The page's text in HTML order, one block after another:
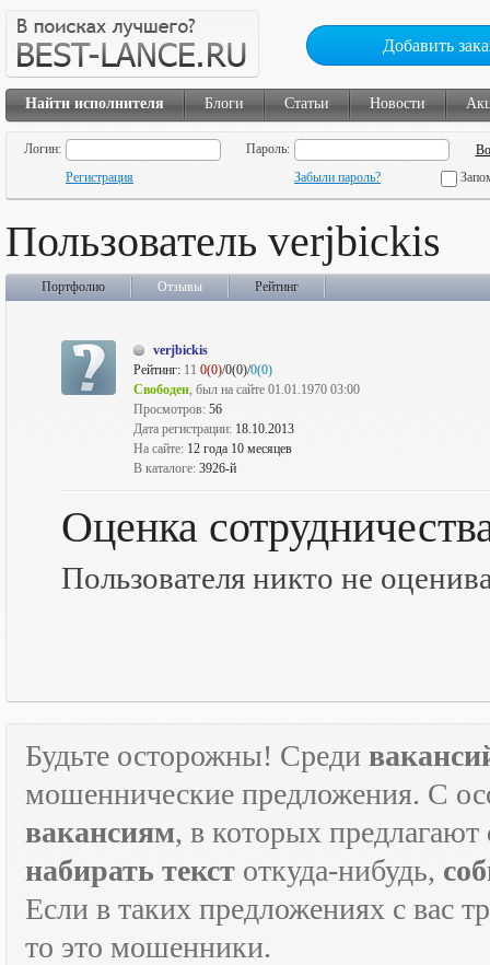
Добавить
Найти исполнителя Блоги Статьи Новости
Логин:
Пароль:
Регистрация
Забыли пароль?
Пользователь verjbickis
Портфолио Отзывы Рейтинг
verjbickis
Рейтинг: 11 0(0)/0(0)/0(0)
Свободен, был на сайте 01.01.1970 03:00
Просмотров: 56
Дата регистрации: 18.10.2013
На сайте: 12 года 10 месяцев
В каталоге: 3926-й
Оценка
Пользователя никто не
Будьте осторожны! Среди
мошеннические предложения. С
вакансиям, в которых предлагают
набирать текст откуда-нибудь,
Если в таких предложениях с вас
то это мошенники.